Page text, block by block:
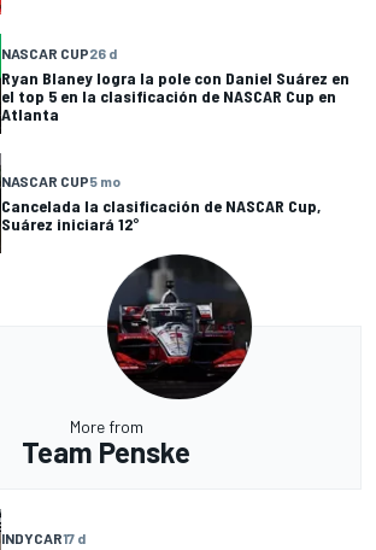
NASCAR CUP26 d
Ryan Blaney logra la pole con Daniel Suárez en
el top 5 en la clasificación de NASCAR Cup en
Atlanta
NASCAR CUP5 mo
Cancelada la clasificación de NASCAR Cup,
Suárez iniciará 12°
More from
Team Penske
INDYCAR17 d